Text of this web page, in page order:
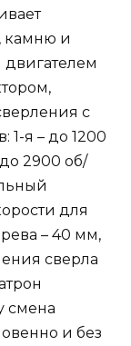
камню и
с
1-я – до 1200
2900 об/
для
– 40 мм,
сверла
смена
и без